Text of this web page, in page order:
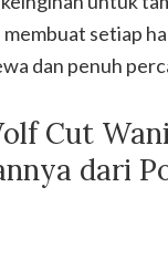
setiap
dan penuh
Cut
dari